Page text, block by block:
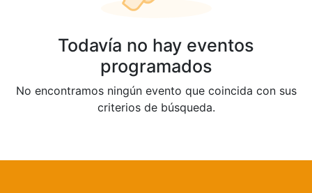
Todavía no hay eventos
programados
No encontramos ningún evento que coincida con sus
criterios de búsqueda.